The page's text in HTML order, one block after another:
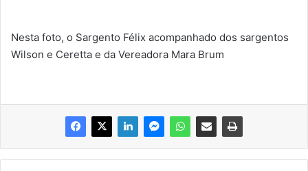
Nesta foto, o Sargento Félix acompanhado dos sargentos
Wilson e Ceretta e da Vereadora Mara Brum